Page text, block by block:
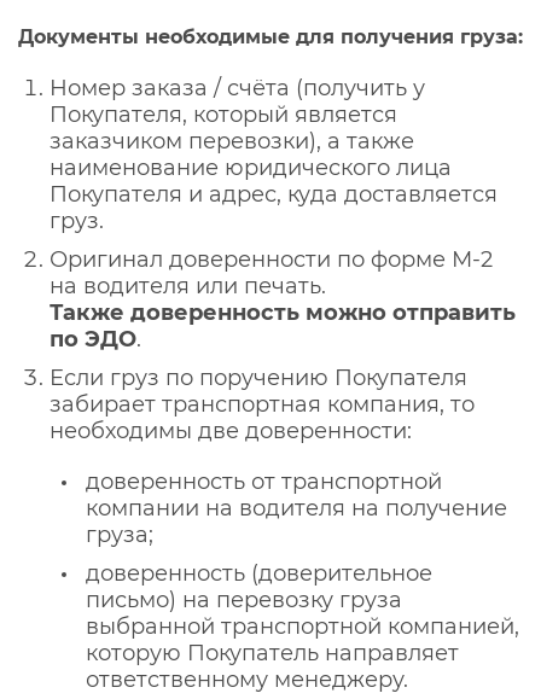
Документы необходимые для получения груза:
Номер заказа / счёта (получить у
Покупателя, который является
заказчиком перевозки), а также
наименование юридического лица
Покупателя и адрес, куда доставляется
груз.
Оригинал доверенности по форме М-2
на водителя или печать.
Также доверенность можно отправить
по ЭДО.
Если груз по поручению Покупателя
забирает транспортная компания, то
необходимы две доверенности:
доверенность от транспортной
компании на водителя на получение
груза;
доверенность (доверительное
письмо) на перевозку груза
выбранной транспортной компанией,
которую Покупатель направляет
ответственному менеджеру.